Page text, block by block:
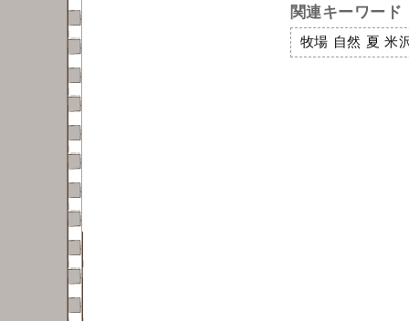
関連キーワード
牧場 自然 夏 米